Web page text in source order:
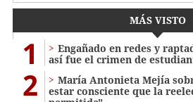
MÁS VISTO
1
Engañado en redes y
así fue el crimen de
2
María Antonieta Mejía
estar consciente que la